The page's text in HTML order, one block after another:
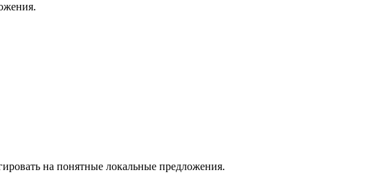
на понятные локальные предложения.